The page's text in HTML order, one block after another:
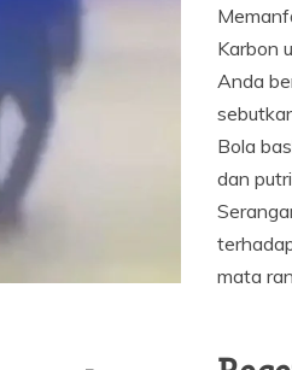
Karbon
Anda
Bola
dan
mata